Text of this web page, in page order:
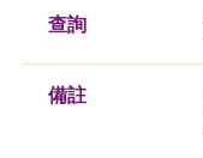
查詢
備註